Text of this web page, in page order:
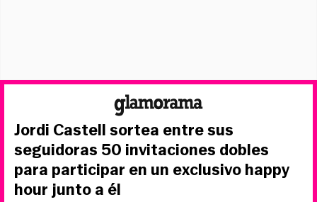
Jordi Castell sortea entre sus
seguidoras 50 invitaciones dobles
para participar en un exclusivo happy
hour junto a él